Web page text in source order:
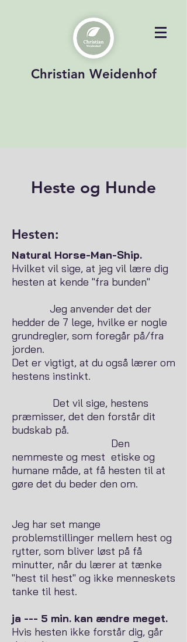
Christian Weidenhof
Heste og Hunde
Hesten:
Natural Horse-Man-Ship.
Hvilket vil sige, at jeg vil lære dig
hesten at kende "fra bunden"
Jeg anvender det der
hedder de 7 lege, hvilke er nogle
grundregler, som foregår på/fra
jorden.
Det er vigtigt, at du også lærer om
hestens instinkt.
Det vil sige, hestens
præmisser, det den forstår dit
budskab på.
Den
nemmeste og mest etiske og
humane måde, at få hesten til at
gøre det du beder den om.
Jeg har set mange
problemstillinger mellem hest og
rytter, som bliver løst på få
minutter, når du lærer at tænke
"hest til hest" og ikke menneskets
tanke til hest.
ja --- 5 min. kan ændre meget.
Hvis hesten ikke forstår dig, går